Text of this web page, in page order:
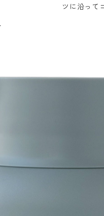
ツに沿って